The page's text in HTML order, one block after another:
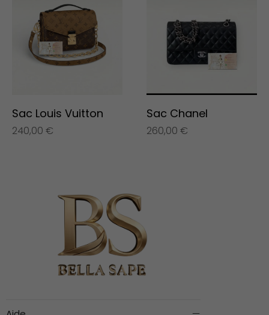
Sac Louis Vuitton
240,00 €
Sac Chanel
260,00 €